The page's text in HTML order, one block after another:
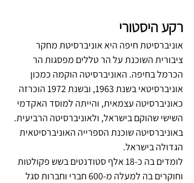
רקע היסטורי
אוניברסיטת חיפה היא אוניברסיטת מחקר
ציבורית השוכנת על הר טללים מפסגות הר
הכרמל בחיפה. האוניברסיטה הוקמה כמכון
אוניברסיטאי בשנת 1963, ובשנת 1972 הוכרזה
כאוניברסיטה עצמאית, והייתה למוסד האקדמי
השישי שהוקם בישראל, ולאוניברסיטה הרביעית.
באוניברסיטה שוכנת הספרייה האוניברסיטאית
הגדולה בישראל.
לומדים בה כ-18 אלף סטודנטים בשש פקולטות
וחוקרים בה למעלה מ-600 חברי וחברות סגל